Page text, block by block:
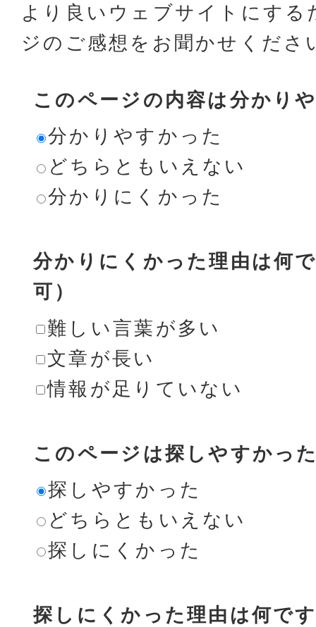
より良いウェブサイトにする
ジのご感想をお聞かせくださ
このページの内容は分かり
分かりやすかった
どちらともいえない
分かりにくかった
分かりにくかった理由は何
可）
難しい言葉が多い
文章が長い
情報が足りていない
このページは探しやすかっ
探しやすかった
どちらともいえない
探しにくかった
探しにくかった理由は何で